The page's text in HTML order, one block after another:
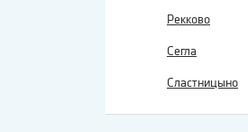
Рекково
Сегла
Сластницыно